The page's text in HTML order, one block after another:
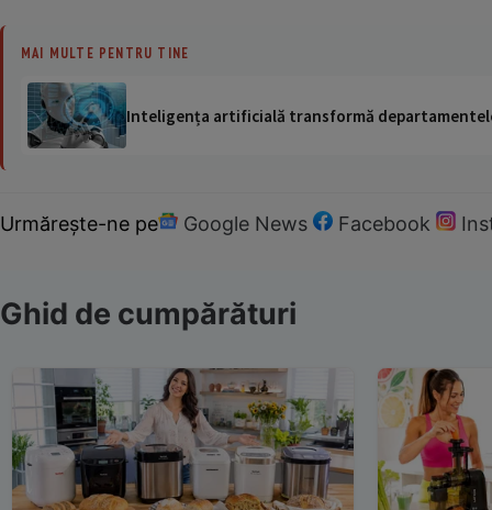
MAI MULTE PENTRU TINE
Inteligența artificială transformă
Urmărește-ne pe Google News Facebook
Ghid de cumpărături